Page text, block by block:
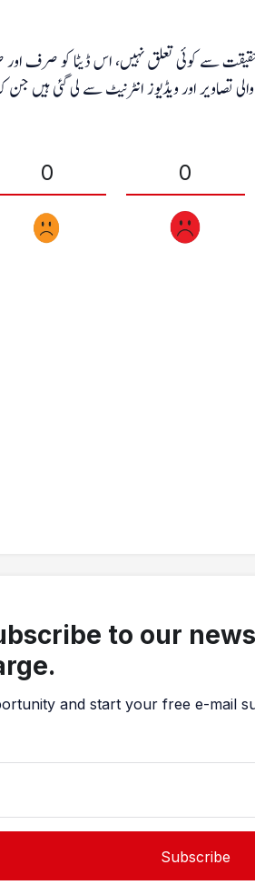
سے کوئی تعلق نہیں، اس ڈیٹا کو صرف
تصاویر اور ویڈیوز انٹرنیٹ سے لی گئی
0 0
to our
and start your free e-mail